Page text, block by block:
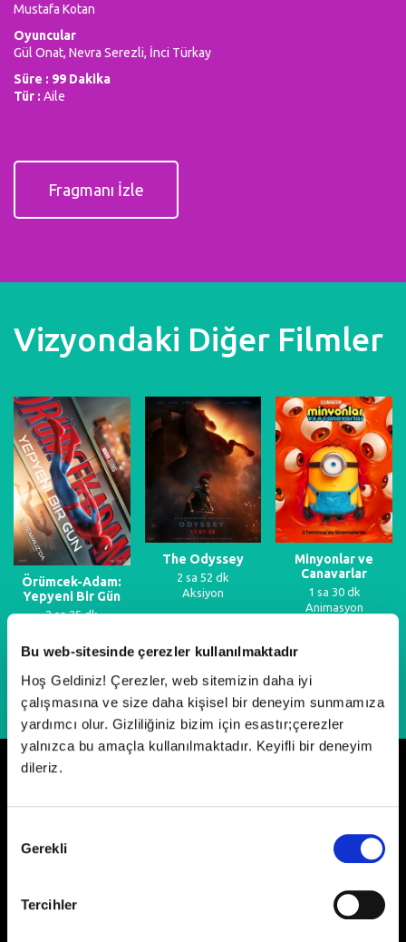
Bu web-sitesinde çerezler kullanılmaktadır
Hoş Geldiniz! Çerezler, web sitemizin daha iyi
çalışmasına ve size daha kişisel bir deneyim sunmamıza
yardımcı olur. Gizliliğiniz bizim için esastır;çerezler
yalnızca bu amaçla kullanılmaktadır. Keyifli bir deneyim
dileriz.
Seçimi
Gerekli
Tercihler
Mustafa Kotan
Oyuncular
Gül Onat, Nevra Serezli, İnci Türkay
Süre : 99 Dakika
Tür : Aile
Fragmanı İzle
Vizyondaki Diğer Filmler
Örümcek-Adam:
Yepyeni Bir Gün
2 sa 25 dk
The Odyssey
2 sa 52 dk
Aksiyon
Minyonlar ve
Canavarlar
1 sa 30 dk
Animasyon
Neler Oluyor?